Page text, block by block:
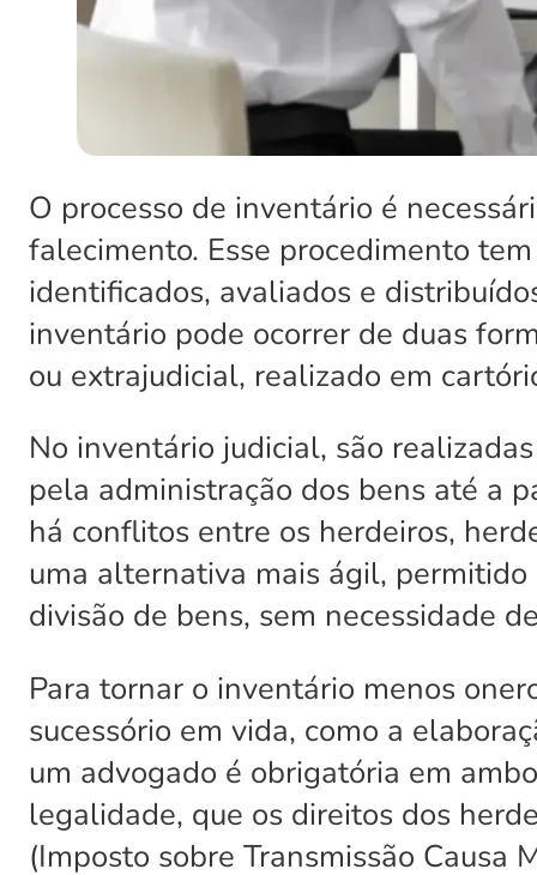
O processo de inventário é
falecimento. Esse procedimento
identificados, avaliados e
inventário pode ocorrer de duas
ou extrajudicial, realizado em
No inventário judicial, são
pela administração dos bens até a
há conflitos entre os herdeiros,
uma alternativa mais ágil, permitido
divisão de bens, sem necessidade
Para tornar o inventário menos
sucessório em vida, como a
um advogado é obrigatória em
legalidade, que os direitos dos
(Imposto sobre Transmissão